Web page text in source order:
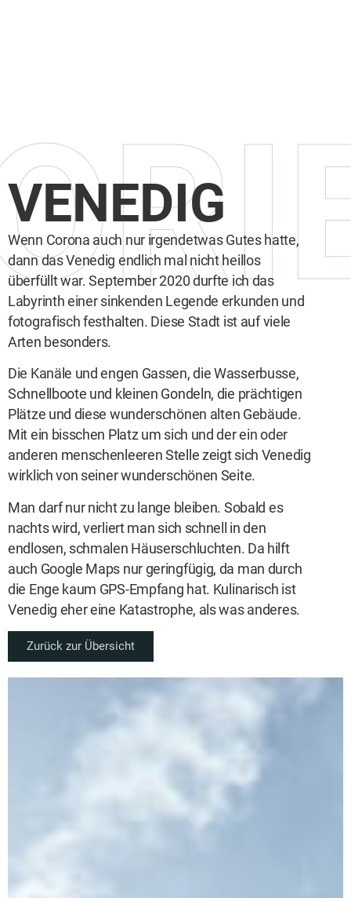
VENEDIG
Wenn Corona auch nur irgendetwas Gutes hatte,
dann das Venedig endlich mal nicht heillos
überfüllt war. September 2020 durfte ich das
Labyrinth einer sinkenden Legende erkunden und
fotografisch festhalten. Diese Stadt ist auf viele
Arten besonders.
Die Kanäle und engen Gassen, die Wasserbusse,
Schnellboote und kleinen Gondeln, die prächtigen
Plätze und diese wunderschönen alten Gebäude.
Mit ein bisschen Platz um sich und der ein oder
anderen menschenleeren Stelle zeigt sich Venedig
wirklich von seiner wunderschönen Seite.
Man darf nur nicht zu lange bleiben. Sobald es
nachts wird, verliert man sich schnell in den
endlosen, schmalen Häuserschluchten. Da hilft
auch Google Maps nur geringfügig, da man durch
die Enge kaum GPS-Empfang hat. Kulinarisch ist
Venedig eher eine Katastrophe, als was anderes.
Zurück zur Übersicht